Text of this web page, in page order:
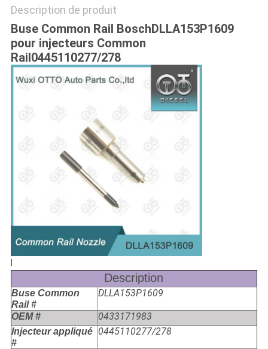
Description de produit
Buse Common Rail BoschDLLA153P1609
pour injecteurs Common
Rail0445110277/278
Description
Buse Common
Rail #
DLLA153P1609
OEM # 0433171983
Injecteur appliqué
#
0445110277/278